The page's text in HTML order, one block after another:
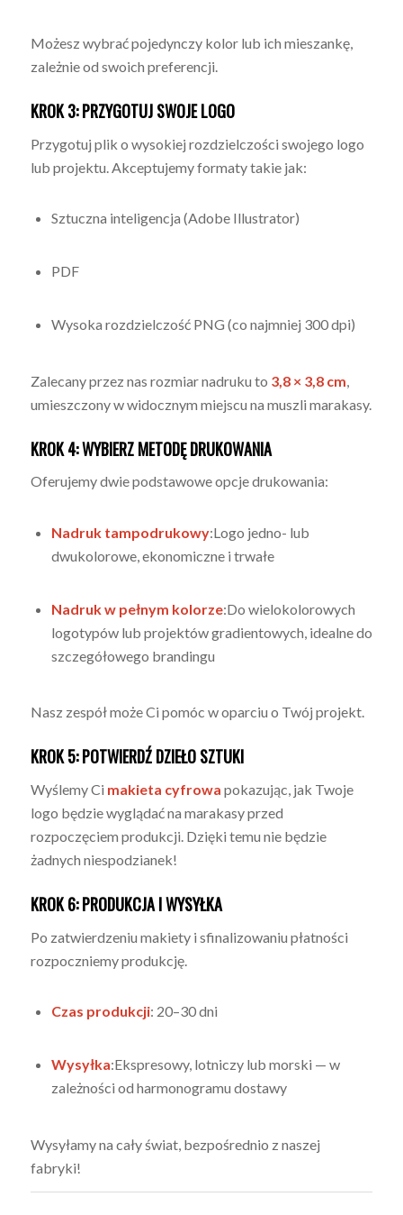
Możesz wybrać pojedynczy kolor lub ich mieszankę,
zależnie od swoich preferencji.
KROK 3: PRZYGOTUJ SWOJE LOGO
Przygotuj plik o wysokiej rozdzielczości swojego logo
lub projektu. Akceptujemy formaty takie jak:
Sztuczna inteligencja (Adobe Illustrator)
PDF
Wysoka rozdzielczość PNG (co najmniej 300 dpi)
Zalecany przez nas rozmiar nadruku to 3,8 × 3,8 cm,
umieszczony w widocznym miejscu na muszli marakasy.
KROK 4: WYBIERZ METODĘ DRUKOWANIA
Oferujemy dwie podstawowe opcje drukowania:
Nadruk tampodrukowy:Logo jedno- lub
dwukolorowe, ekonomiczne i trwałe
Nadruk w pełnym kolorze:Do wielokolorowych
logotypów lub projektów gradientowych, idealne do
szczegółowego brandingu
Nasz zespół może Ci pomóc w oparciu o Twój projekt.
KROK 5: POTWIERDŹ DZIEŁO SZTUKI
Wyślemy Ci makieta cyfrowa pokazując, jak Twoje
logo będzie wyglądać na marakasy przed
rozpoczęciem produkcji. Dzięki temu nie będzie
żadnych niespodzianek!
KROK 6: PRODUKCJA I WYSYŁKA
Po zatwierdzeniu makiety i sfinalizowaniu płatności
rozpoczniemy produkcję.
Czas produkcji: 20–30 dni
Wysyłka:Ekspresowy, lotniczy lub morski — w
zależności od harmonogramu dostawy
Wysyłamy na cały świat, bezpośrednio z naszej
fabryki!